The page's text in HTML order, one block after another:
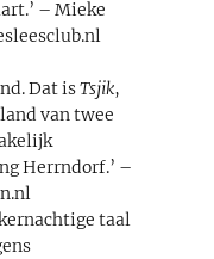
– Mieke
Dat isTsjik,
van twee
Herrndorf.’ –
taal